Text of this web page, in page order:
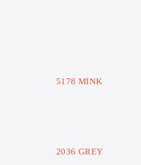
5178 MINK
2036 GREY